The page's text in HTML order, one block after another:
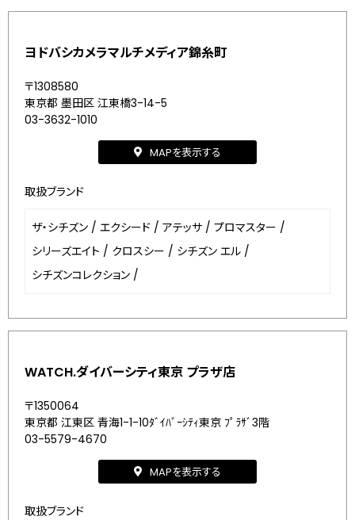
ヨドバシカメラマルチメディア錦糸町
〒1308580
東京都 墨田区 江東橋3-14-5
03-3632-1010
MAPを表示する
取扱ブランド
ザ・シチズン / エクシード / アテッサ / プロマスター /
シリーズエイト / クロスシー / シチズン エル /
シチズンコレクション /
WATCH.ダイバーシティ東京 プラザ店
〒1350064
東京都 江東区 青海1-1-10ﾀﾞｲﾊﾞｰｼﾃｨ東京 ﾌﾟﾗｻﾞ3階
03-5579-4670
MAPを表示する
取扱ブランド